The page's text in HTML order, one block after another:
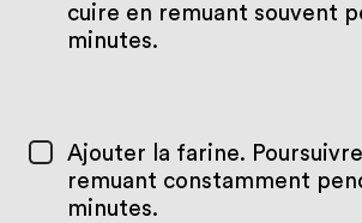
cuire en remuant souvent
minutes.
Ajouter la farine.
remuant constamment
minutes.